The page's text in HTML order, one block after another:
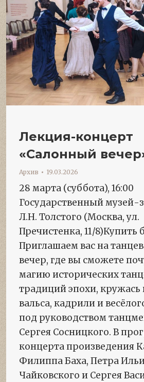
Лекция-концерт
«Салонный
Архив 19.03.2026
28 марта (суббота), 16:00
Государственный музей-
Л.Н. Толстого (Москва, ул.
Пречистенка, 11/8)Купить
Приглашаем вас на
вечер, где вы сможете
магию исторических
традиций эпохи, кружась
вальса, кадрили и
под руководством
Сергея Сосницкого. В
концерта произведения
Филиппа Баха, Петра
Чайковского и Сергея